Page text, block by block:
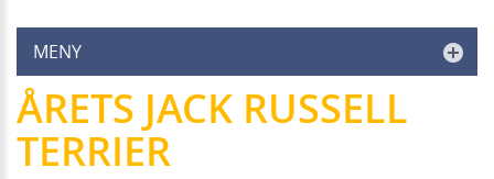
MENY
ÅRETS JACK RUSSELL
TERRIER